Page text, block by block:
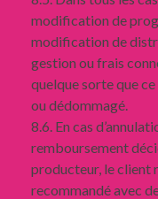
modification de
modification de
gestion ou frais
quelque sorte que
ou dédommagé.
8.6. En cas
remboursement
producteur, le client
recommandé avec